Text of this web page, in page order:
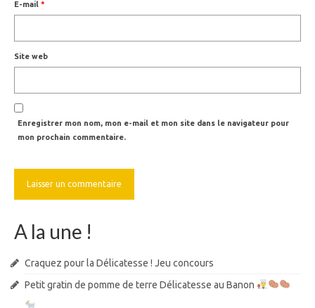
E-mail *
Site web
Enregistrer mon nom, mon e-mail et mon site dans le navigateur pour
mon prochain commentaire.
A la une !
Craquez pour la Délicatesse ! Jeu concours
Petit gratin de pomme de terre Délicatesse au Banon